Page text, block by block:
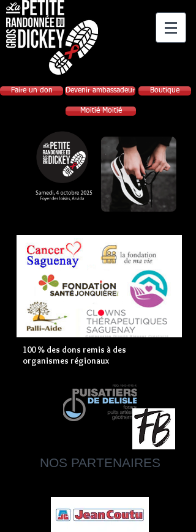
Faire un don Devenir ambassadeur Boutique
Moitié Moitié
100 % des dons remis à des
organismes régionaux
NOS PARTENAIRES